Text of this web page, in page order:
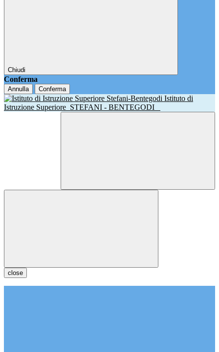
Chiudi
Conferma
Annulla Conferma
Istituto di
Istruzione Superiore STEFANI - BENTEGODI
close